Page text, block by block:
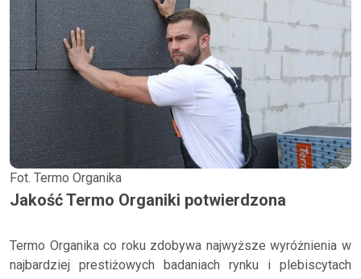
Fot. Termo Organika
Jakość Termo Organiki potwierdzona
Termo Organika co roku zdobywa najwyższe wyróżnienia w
najbardziej prestiżowych badaniach rynku i plebiscytach